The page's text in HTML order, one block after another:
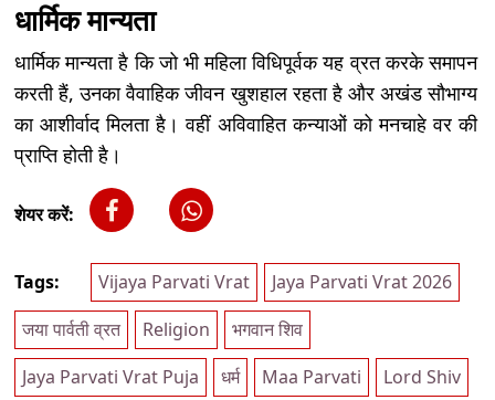
धार्मिक मान्यता
धार्मिक मान्यता है कि जो भी महिला विधिपूर्वक यह व्रत करके समापन
करती हैं, उनका वैवाहिक जीवन खुशहाल रहता है और अखंड सौभाग्य
का आशीर्वाद मिलता है। वहीं अविवाहित कन्याओं को मनचाहे वर की
प्राप्ति होती है।
शेयर करें:
Tags: Vijaya Parvati Vrat
Jaya Parvati Vrat 2026
जया पार्वती व्रत
Religion
भगवान शिव
Jaya Parvati Vrat Puja
धर्म Maa Parvati Lord Shiv